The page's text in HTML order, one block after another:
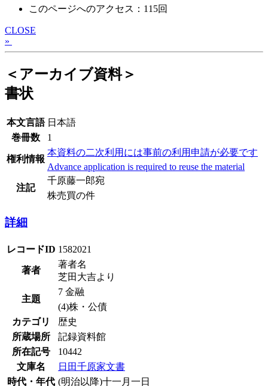
このページへのアクセス：115回
CLOSE
»
＜アーカイブ資料＞
書状
本文言語 日本語
巻冊数
1
権利情報
本資料の二次利用には事前の利用申請が必要です
Advance application is required to reuse the material
注記
千原藤一郎宛
株売買の件
詳細
レコードID 1582021
著者
著者名
芝田大吉より
主題
7 金融
(4)株・公債
カテゴリ
歴史
所蔵場所
記録資料館
所在記号
10442
文庫名
日田千原家文書
時代・年代 (明治以降)十一月一日